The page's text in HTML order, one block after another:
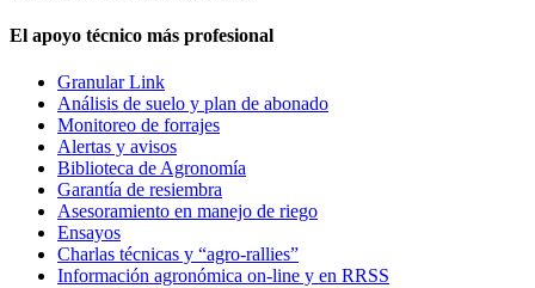
El apoyo técnico más profesional
Granular Link
Análisis de suelo y plan de abonado
Monitoreo de forrajes
Alertas y avisos
Biblioteca de Agronomía
Garantía de resiembra
Asesoramiento en manejo de riego
Ensayos
Charlas técnicas y “agro-rallies”
Información agronómica on-line y en RRSS